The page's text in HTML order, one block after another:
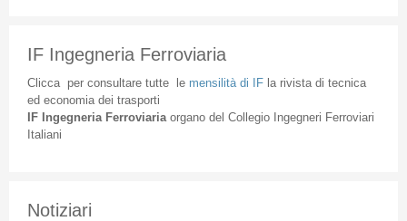
IF Ingegneria Ferroviaria
Cliccaper consultare tuttele mensilità di IFla rivista di tecnica
ed economia dei trasporti
IF Ingegneria Ferroviaria organodel Collegio Ingegneri Ferroviari
Italiani
Notiziari